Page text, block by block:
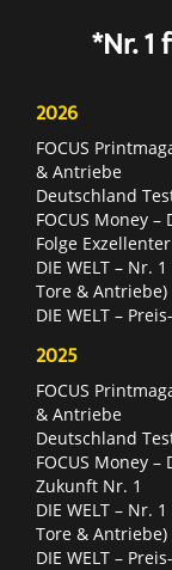
*Nr. 1
2026
FOCUS
& Antriebe
Deutschland
FOCUS Money
Folge
DIE WELT – Nr.
Tore & Antriebe)
DIE WELT –
2025
FOCUS
& Antriebe
Deutschland
FOCUS Money
Zukunft Nr. 1
DIE WELT – Nr.
Tore & Antriebe)
DIE WELT –